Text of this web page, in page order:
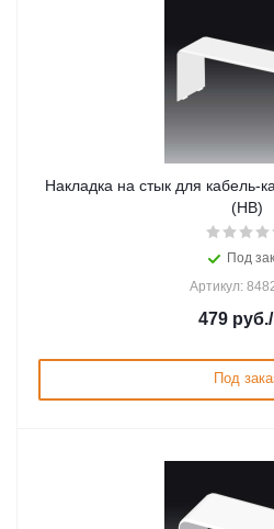
Накладка на стык для кабель-
(HB)
Под
Артикул:
479руб.
Под